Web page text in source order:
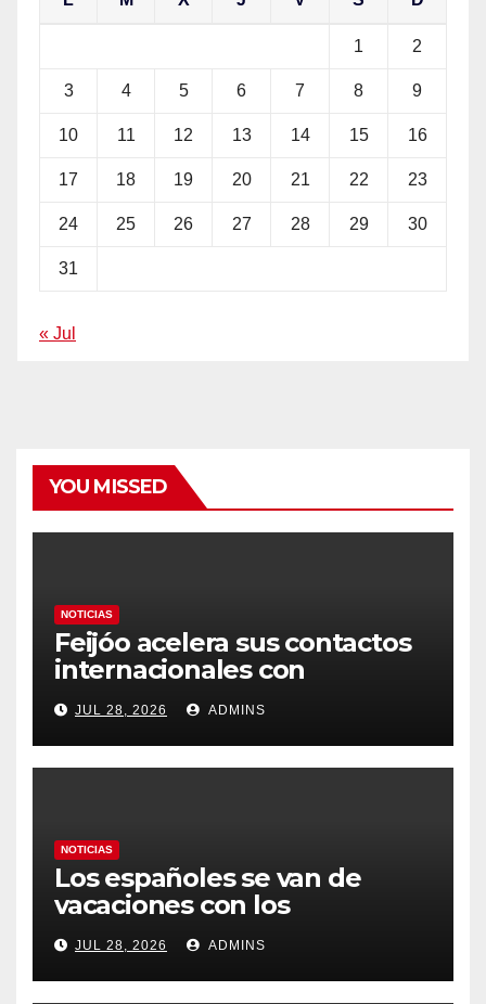
1 2
3 4 5 6 7 8 9
10 11 12 13 14 15 16
17 18 19 20 21 22 23
24 25 26 27 28 29 30
31
« Jul
YOU MISSED
NOTICIAS
Feijóo acelera sus contactos
internacionales con
Latinoamérica como socio
prioritario en su agenda de
gobierno
JUL 28, 2026 ADMINS
NOTICIAS
Los españoles se van de
vacaciones con los
carburantes hasta un 21%
más caros que el año pasado
y los hoteles disparados
JUL 28, 2026 ADMINS